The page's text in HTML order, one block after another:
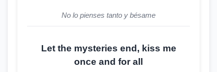
No lo pienses tanto y bésame
Let the mysteries end, kiss me
once and for all